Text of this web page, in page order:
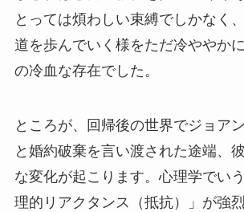
とっては煩わしい束縛でしかなく
道を歩んでいく様をただ冷ややか
の冷血な存在でした。
ところが、回帰後の世界でジョア
と婚約破棄を言い渡された途端、
な変化が起こります。心理学でい
理的リアクタンス（抵抗）」が強